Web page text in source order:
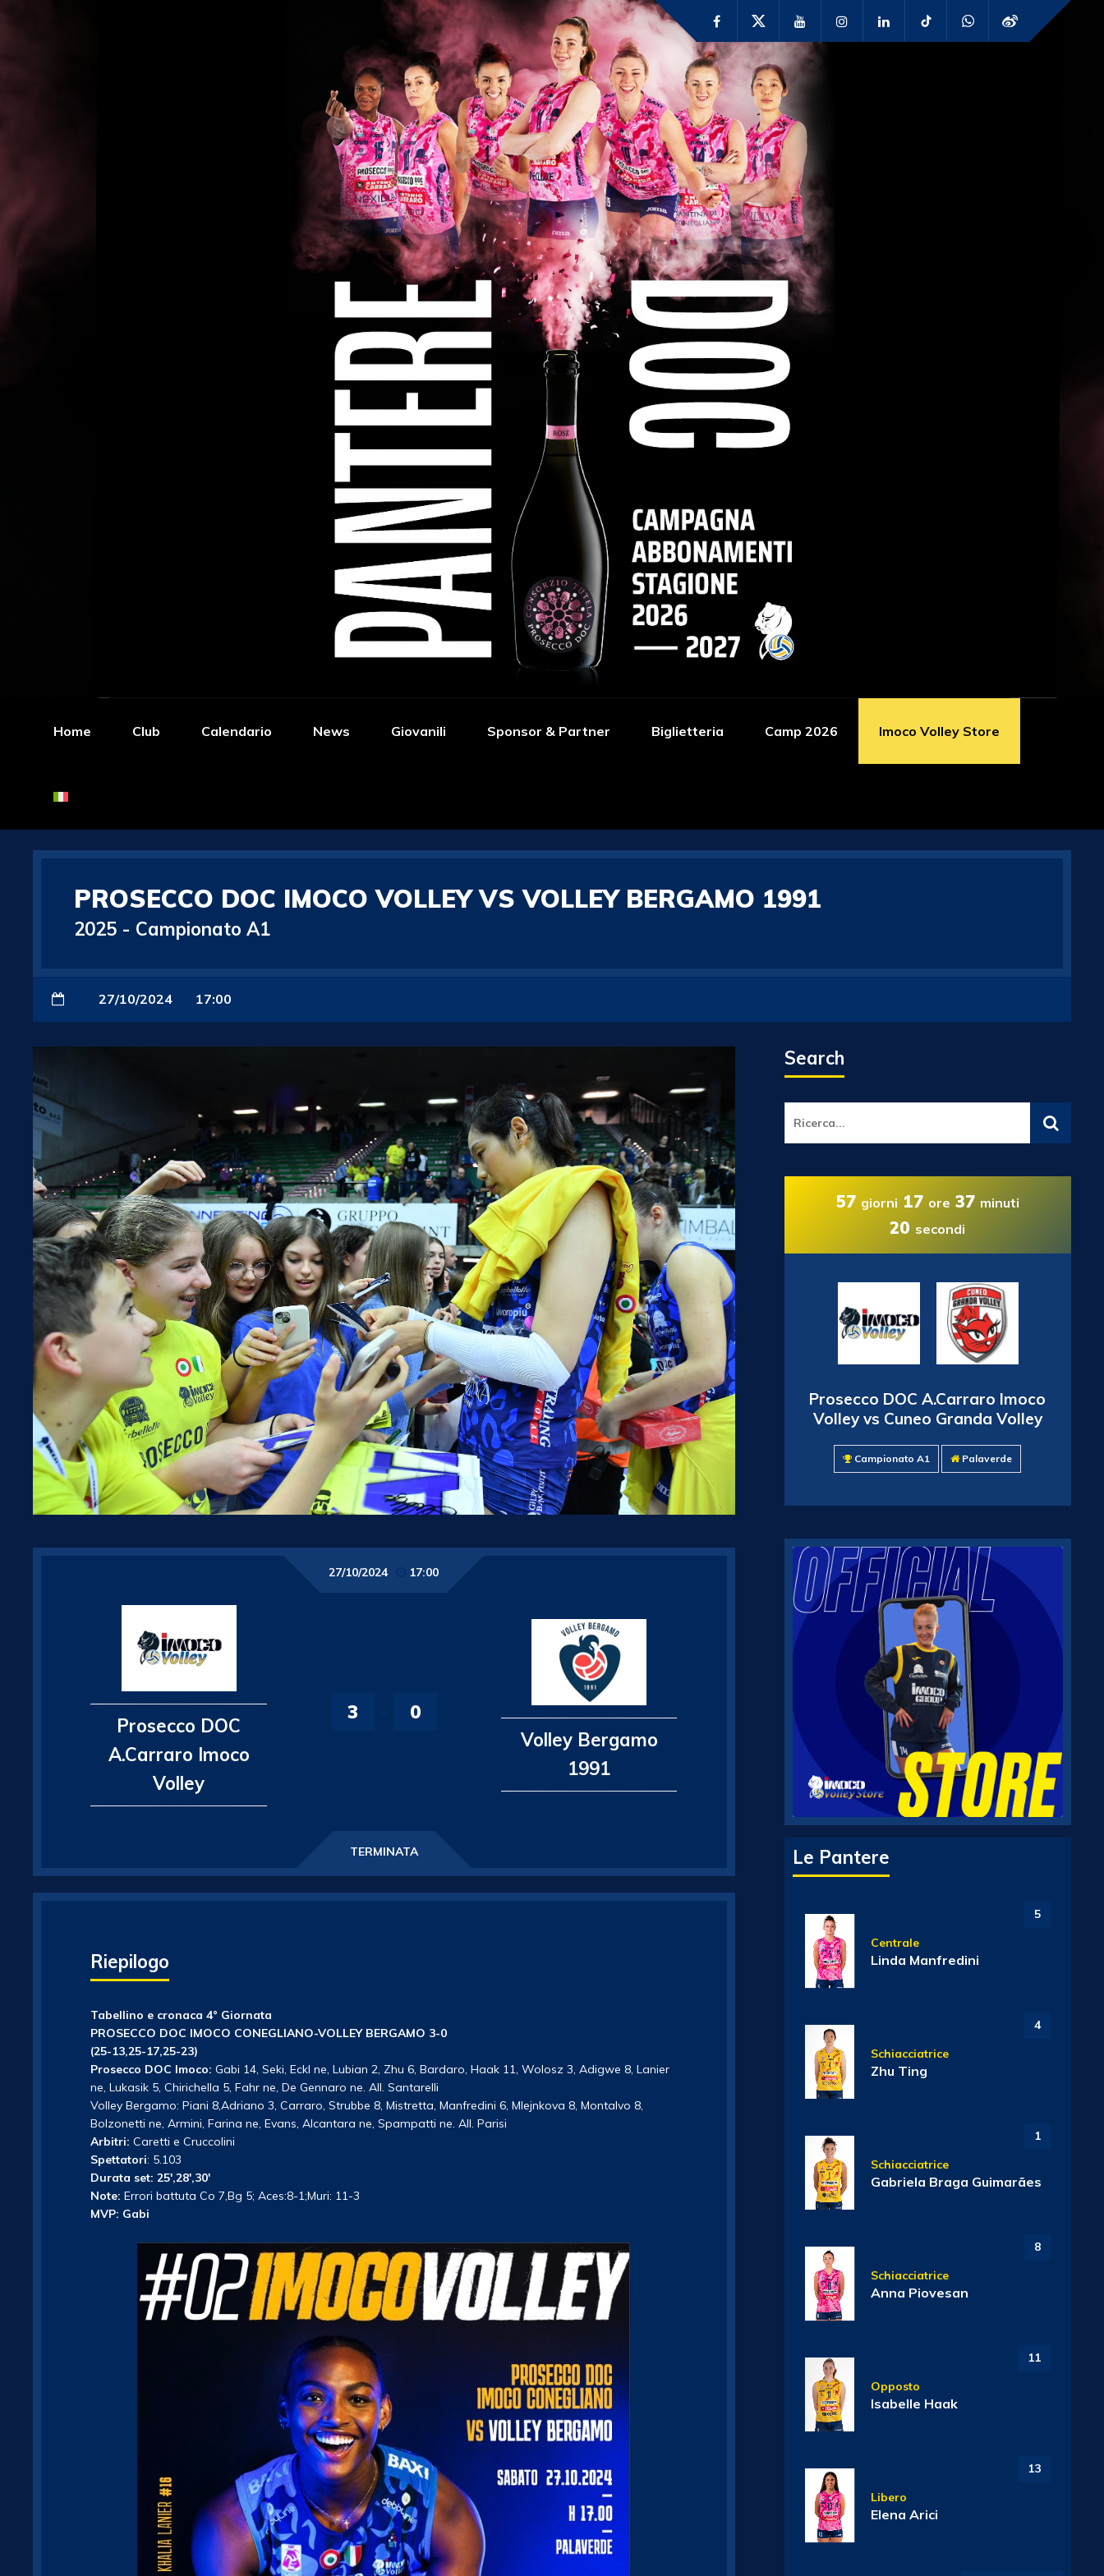
Home Club Calendario News Giovanili Sponsor & Partner Biglietteria Camp 2026 Imoco Volley Store
PROSECCO DOC IMOCO VOLLEY VS VOLLEY BERGAMO 1991
2025 - Campionato A1
27/10/2024 17:00
27/10/2024 17:00
Prosecco DOC
A.Carraro Imoco
Volley
3
0
Volley Bergamo
1991
TERMINATA
Riepilogo
Tabellino e cronaca 4° Giornata
PROSECCO DOC IMOCO CONEGLIANO-VOLLEY BERGAMO 3-0
(25-13,25-17,25-23)
Prosecco DOC Imoco: Gabi 14, Seki, Eckl ne, Lubian 2, Zhu 6, Bardaro, Haak 11, Wolosz 3, Adigwe 8, Lanier
ne, Lukasik 5, Chirichella 5, Fahr ne, De Gennaro ne. All. Santarelli
Volley Bergamo: Piani 8,Adriano 3, Carraro, Strubbe 8, Mistretta, Manfredini 6, Mlejnkova 8, Montalvo 8,
Bolzonetti ne, Armini, Farina ne, Evans, Alcantara ne, Spampatti ne. All. Parisi
Arbitri: Caretti e Cruccolini
Spettatori: 5.103
Durata set: 25′,28′,30′
Note: Errori battuta Co 7,Bg 5; Aces:8-1;Muri: 11-3
MVP: Gabi
Search
57 giorni 17 ore 37 minuti
18 secondi
Prosecco DOC A.Carraro Imoco
Volley vs Cuneo Granda Volley
Campionato A1 Palaverde
Le Pantere
5
Centrale
Linda Manfredini
4
Schiacciatrice
Zhu Ting
1
Schiacciatrice
Gabriela Braga Guimarães
8
Schiacciatrice
Anna Piovesan
11
Opposto
Isabelle Haak
13
Libero
Elena Arici